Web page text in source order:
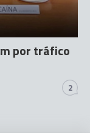
por tráfico
2